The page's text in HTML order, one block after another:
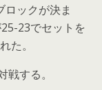
ックが決ま
23でセットを
た。
する。